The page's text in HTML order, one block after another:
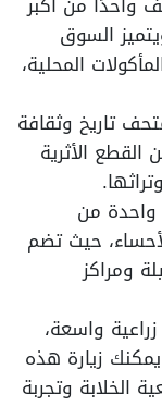
السوق
المحلية،
تاريخ وثقافة
الأثرية
واحدة من
حيث تضم
ومراكز
واسعة،
زيارة هذه
الخلابة وتجربة